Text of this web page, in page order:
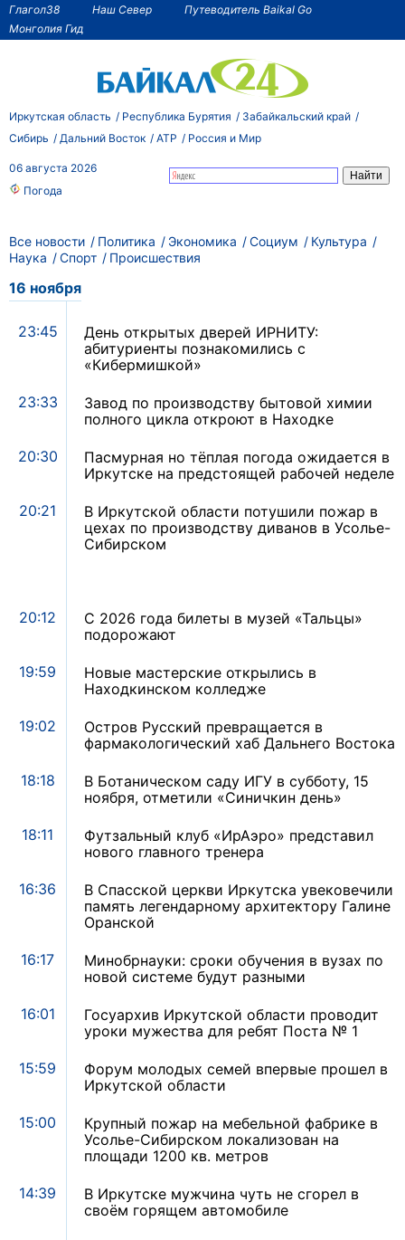
Глагол38 Наш Север
Путеводитель Baikal Go
Монголия Гид
Иркутская область Республика Бурятия
Забайкальский край
Сибирь
Дальний Восток АТР Россия и Мир
06 августа 2026
Погода
Все новости Политика Экономика Социум
Культура
Наука
Спорт Происшествия
16 ноября
23:45
День открытых дверей ИРНИТУ:
абитуриенты познакомились с
«Кибермишкой»
23:33
Завод по производству бытовой химии
полного цикла откроют в Находке
20:30
Пасмурная но тёплая погода ожидается в
Иркутске на предстоящей рабочей неделе
20:21
В Иркутской области потушили пожар в
цехах по производству диванов в Усолье-
Сибирском
20:12
С 2026 года билеты в музей «Тальцы»
подорожают
19:59
Новые мастерские открылись в
Находкинском колледже
19:02
Остров Русский превращается в
фармакологический хаб Дальнего Востока
18:18
В Ботаническом саду ИГУ в субботу, 15
ноября, отметили «Синичкин день»
18:11
Футзальный клуб «ИрАэро» представил
нового главного тренера
16:36
В Спасской церкви Иркутска увековечили
память легендарному архитектору Галине
Оранской
16:17
Минобрнауки: сроки обучения в вузах по
новой системе будут разными
16:01
Госуархив Иркутской области проводит
уроки мужества для ребят Поста № 1
15:59
Форум молодых семей впервые прошел в
Иркутской области
15:00
Крупный пожар на мебельной фабрике в
Усолье-Сибирском локализован на
площади 1200 кв. метров
14:39
В Иркутске мужчина чуть не сгорел в
своём горящем автомобиле